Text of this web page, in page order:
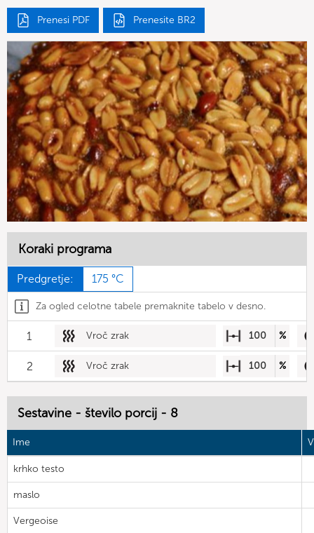
Prenesi PDF Prenesite BR2
Koraki programa
Predgretje: 175 °C
Za ogled celotne tabele premaknite tabelo v desno.
1 Vroč zrak 100 %
2 Vroč zrak 100 %
Sestavine - število porcij - 8
Ime
krhko testo
maslo
Vergeoise